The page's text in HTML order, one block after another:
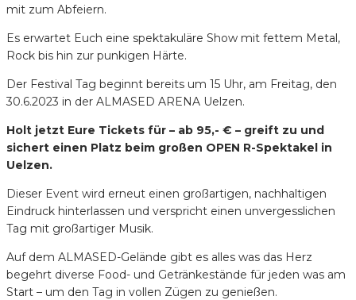
mit zum Abfeiern.
Es erwartet Euch eine spektakuläre Show mit fettem Metal,
Rock bis hin zur punkigen Härte.
Der Festival Tag beginnt bereits um 15 Uhr, am Freitag, den
30.6.2023 in der ALMASED ARENA Uelzen.
Holt jetzt Eure Tickets für – ab 95,- € – greift zu und
sichert einen Platz beim großen OPEN R-Spektakel in
Uelzen.
Dieser Event wird erneut einen großartigen, nachhaltigen
Eindruck hinterlassen und verspricht einen unvergesslichen
Tag mit großartiger Musik.
Auf dem ALMASED-Gelände gibt es alles was das Herz
begehrt diverse Food- und Getränkestände für jeden was am
Start – um den Tag in vollen Zügen zu genießen.